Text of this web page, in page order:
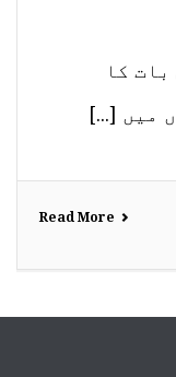
کا
میں [...]
Read More